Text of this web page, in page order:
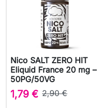
Nico SALT ZERO HIT
Eliquid France 20 mg –
50PG/50VG
1,79 € 2,90 €